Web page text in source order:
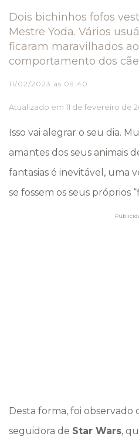
Dois bichinhos fofos
Mestre Yoda. Vários
ficaram maravilhados
comportamento dos
11/02/2023 às 09:40
Atualizado em 11 de fevereiro de
Isso vai alegrar o seu dia.
amantes dos seus animais
fantasias é inevitável, uma
se fossem os seus próprios
Desta forma, foi observado
seguidora de Star Wars,